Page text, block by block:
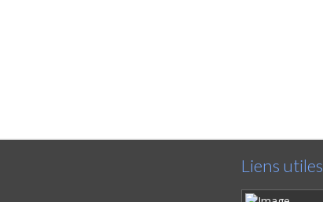
Liens utiles